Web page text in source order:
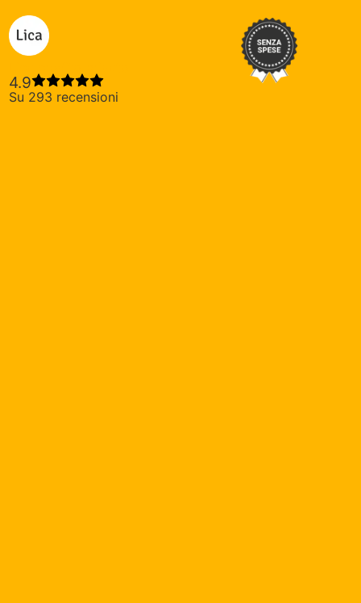
4.9
Su 293 recensioni